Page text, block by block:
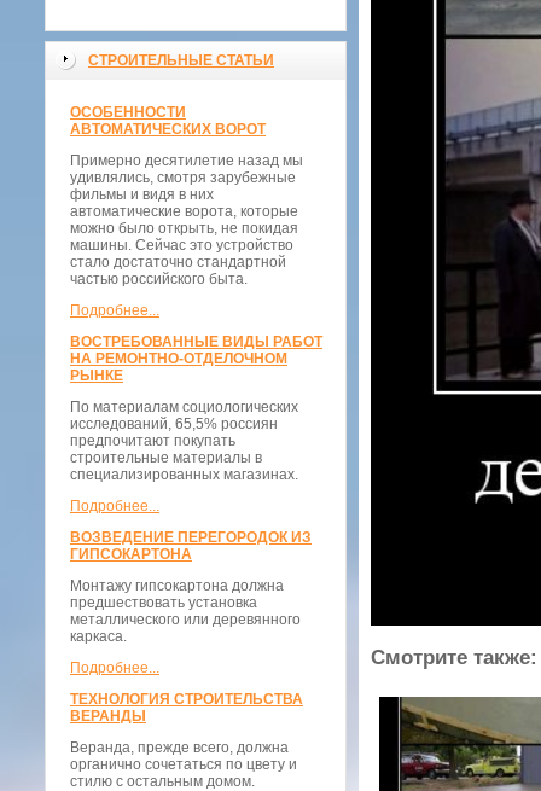
СТРОИТЕЛЬНЫЕ СТАТЬИ
ОСОБЕННОСТИ
АВТОМАТИЧЕСКИХ ВОРОТ
Примерно десятилетие назад мы
удивлялись, смотря зарубежные
фильмы и видя в них
автоматические ворота, которые
можно было открыть, не покидая
машины. Сейчас это устройство
стало достаточно стандартной
частью российского быта.
Подробнее...
ВОСТРЕБОВАННЫЕ ВИДЫ РАБОТ
НА РЕМОНТНО-ОТДЕЛОЧНОМ
РЫНКЕ
По материалам социологических
исследований, 65,5% россиян
предпочитают покупать
строительные материалы в
специализированных магазинах.
Подробнее...
ВОЗВЕДЕНИЕ ПЕРЕГОРОДОК ИЗ
ГИПСОКАРТОНА
Монтажу гипсокартона должна
предшествовать установка
металлического или деревянного
каркаса.
Подробнее...
ТЕХНОЛОГИЯ СТРОИТЕЛЬСТВА
ВЕРАНДЫ
Веранда, прежде всего, должна
органично сочетаться по цвету и
стилю с остальным домом.
Смотрите также: